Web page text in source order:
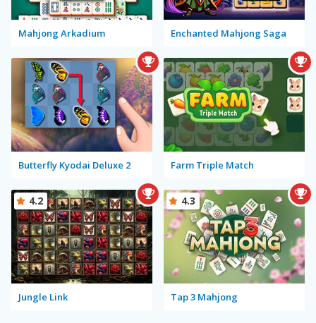
Mahjong Arkadium Enchanted Mahjong Saga
Butterfly Kyodai Deluxe 2 Farm Triple Match
Jungle Link
4.2
Tap 3 Mahjong
4.3